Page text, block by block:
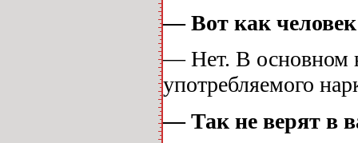
— Вот как
— Нет. В основном
употребляемого
— Так не верят в